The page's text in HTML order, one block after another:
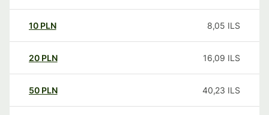
10 PLN 8,05 ILS
20 PLN 16,09 ILS
50 PLN 40,23 ILS